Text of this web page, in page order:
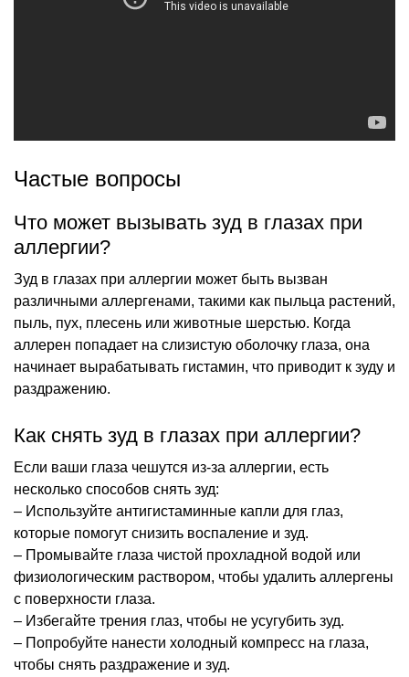
Частые вопросы
Что может вызывать зуд в глазах при
аллергии?
Зуд в глазах при аллергии может быть вызван
различными аллергенами, такими как пыльца растений,
пыль, пух, плесень или животные шерстью. Когда
аллерен попадает на слизистую оболочку глаза, она
начинает вырабатывать гистамин, что приводит к зуду и
раздражению.
Как снять зуд в глазах при аллергии?
Если ваши глаза чешутся из-за аллергии, есть
несколько способов снять зуд:
– Используйте антигистаминные капли для глаз,
которые помогут снизить воспаление и зуд.
– Промывайте глаза чистой прохладной водой или
физиологическим раствором, чтобы удалить аллергены
с поверхности глаза.
– Избегайте трения глаз, чтобы не усугубить зуд.
– Попробуйте нанести холодный компресс на глаза,
чтобы снять раздражение и зуд.